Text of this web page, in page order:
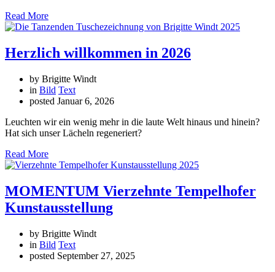
Read More
Herzlich willkommen in 2026
by Brigitte Windt
in Bild Text
posted Januar 6, 2026
Leuchten wir ein wenig mehr in die laute Welt hinaus und hinein?
Hat sich unser Lächeln regeneriert?
Read More
MOMENTUM Vierzehnte Tempelhofer
Kunstausstellung
by Brigitte Windt
in Bild Text
posted September 27, 2025